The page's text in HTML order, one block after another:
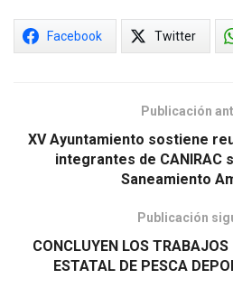
Facebook Twitter
Publicación
XV Ayuntamiento sostiene
integrantes de CANIRAC
Saneamiento
Publicación
CONCLUYEN LOS TRABAJOS
ESTATAL DE PESCA